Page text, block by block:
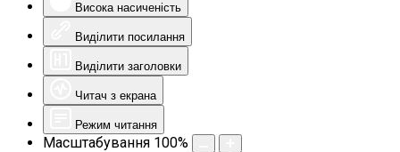
Висока насиченість
Виділити посилання
Виділити заголовки
Читач з екрана
Режим читання
Масштабування 100%